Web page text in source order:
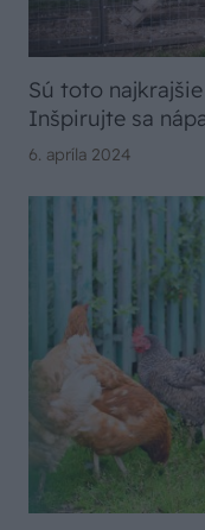
Sú toto
Inšpirujte sa
6. apríla 2024